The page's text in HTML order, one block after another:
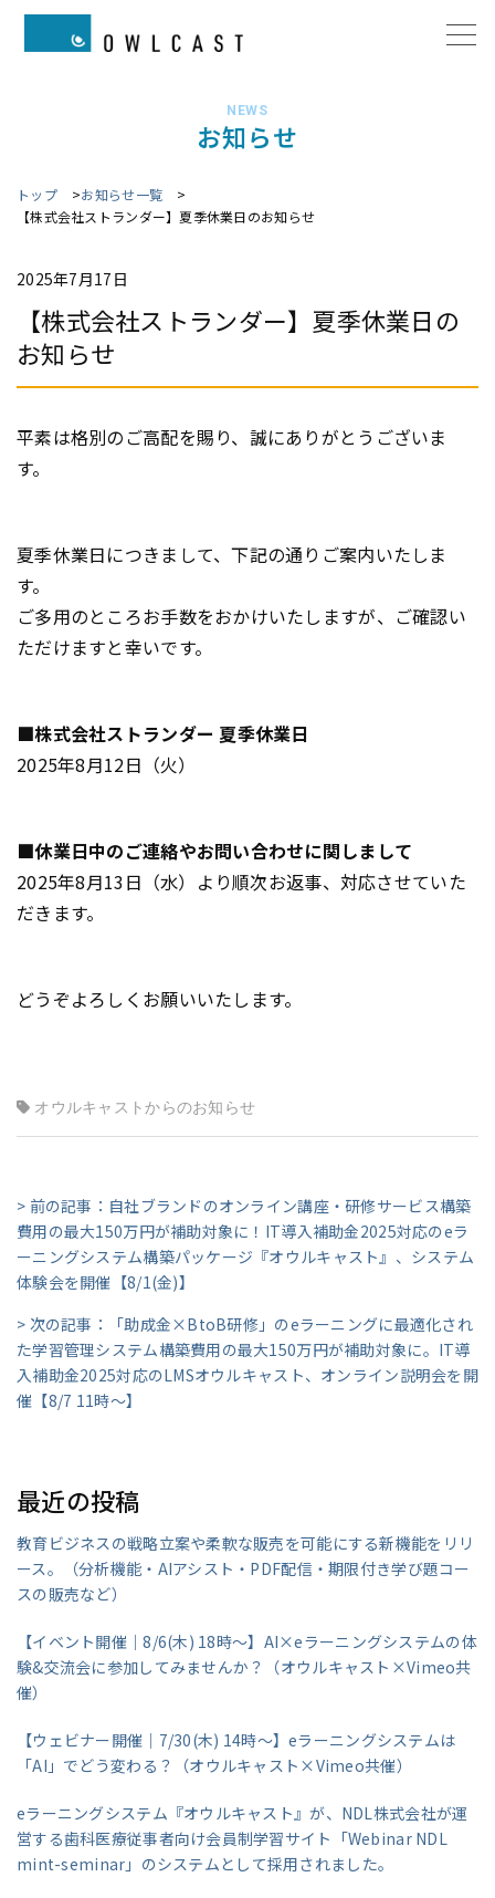
お知らせ
NEWS
トップ
お知らせ一覧
【株式会社ストランダー】夏季休業日のお知らせ
2025年7月17日
【株式会社ストランダー】夏季休業日の
お知らせ
平素は格別のご高配を賜り、誠にありがとうございま
す。
夏季休業日につきまして、下記の通りご案内いたしま
す。
ご多用のところお手数をおかけいたしますが、ご確認い
ただけますと幸いです。
■株式会社ストランダー 夏季休業日
2025年8月12日（火）
■休業日中のご連絡やお問い合わせに関しまして
2025年8月13日（水）より順次お返事、対応させていた
だきます。
どうぞよろしくお願いいたします。
オウルキャストからのお知らせ
> 前の記事：自社ブランドのオンライン講座・研修サービス構築
費用の最大150万円が補助対象に！IT導入補助金2025対応のeラ
ーニングシステム構築パッケージ『オウルキャスト』、システム
体験会を開催【8/1(金)】
> 次の記事：「助成金×BtoB研修」のeラーニングに最適化され
た学習管理システム構築費用の最大150万円が補助対象に。IT導
入補助金2025対応のLMSオウルキャスト、オンライン説明会を開
催【8/7 11時～】
最近の投稿
教育ビジネスの戦略立案や柔軟な販売を可能にする新機能をリリ
ース。（分析機能・AIアシスト・PDF配信・期限付き学び題コー
スの販売など）
【イベント開催｜8/6(木) 18時～】AI×eラーニングシステムの体
験&交流会に参加してみませんか？（オウルキャスト×Vimeo共
催）
【ウェビナー開催｜7/30(木) 14時～】eラーニングシステムは
「AI」でどう変わる？（オウルキャスト×Vimeo共催）
eラーニングシステム『オウルキャスト』が、NDL株式会社が運
営する歯科医療従事者向け会員制学習サイト「Webinar NDL
mint-seminar」のシステムとして採用されました。